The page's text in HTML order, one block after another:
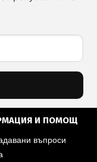
И ПОМОЩ
въпроси